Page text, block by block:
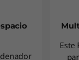
Este